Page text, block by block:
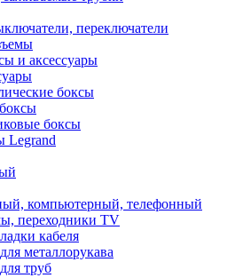
переключатели
и аксессуары
боксы
боксы
компьютерный, телефонный
переходники TV
кабеля
металлорукава
труб